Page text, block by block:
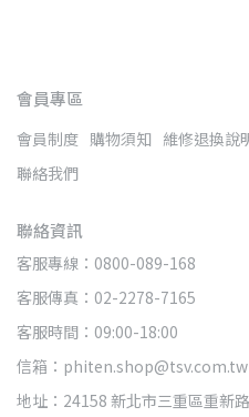
會員專區
會員制度 購物須知 維修退換說
聯絡我們
聯絡資訊
客服專線：0800-089-168
客服傳真：02-2278-7165
客服時間：09:00-18:00
信箱：phiten.shop@tsv.com.tw
地址：24158 新北市三重區重新